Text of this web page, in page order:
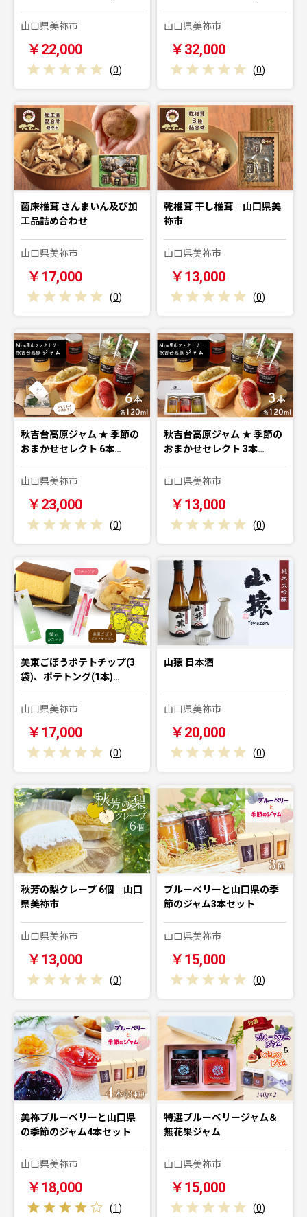
山口県美祢市
￥22,000
(0)
山口県美祢市
￥32,000
(0)
菌床椎茸 さんまいん及び加
工品詰め合わせ
山口県美祢市
￥17,000
(0)
乾椎茸 干し椎茸｜山口県美
祢市
山口県美祢市
￥13,000
(0)
秋吉台高原ジャム ★ 季節の
おまかせセレクト 6本…
山口県美祢市
￥23,000
(0)
秋吉台高原ジャム ★ 季節の
おまかせセレクト 3本…
山口県美祢市
￥13,000
(0)
美東ごぼうポテトチップ(3
袋)、ポテトング(1本)…
山口県美祢市
￥17,000
(0)
山猿 日本酒
山口県美祢市
￥20,000
(0)
秋芳の梨クレープ 6個｜山口
県美祢市
山口県美祢市
￥13,000
(0)
ブルーベリーと山口県の季
節のジャム3本セット
山口県美祢市
￥15,000
(0)
美祢ブルーベリーと山口県
の季節のジャム4本セット
山口県美祢市
￥18,000
(1)
特選ブルーベリージャム＆
無花果ジャム
山口県美祢市
￥15,000
(0)